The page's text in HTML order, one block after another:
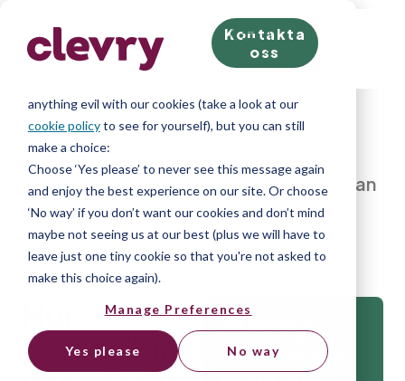
We know right? These cookie pop-ups can really ruin
your visit, so we’ll make this quick. This website does
anything evil with our cookies (take a look at our
cookie policyto see for yourself), but you can still
make a choice:
Choose ‘Yes please’ to never see this message again
and enjoy the best experience on our site. Or choose
‘No way’ if you don’t want our cookies and don’t mind
maybe not seeing us at our best (plus we will have to
leave just one tiny cookie so that you're not asked to
make this choice again).
Manage Preferences
Yes please No way
Kontakta
oss
Home»Blog »Hur personlighetstest kan
minska felrekryteringar
personlighetstestAlla testverktyg du
behöver för att